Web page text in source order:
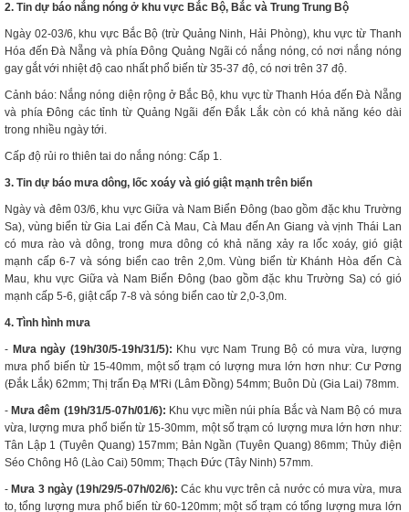
2. Tin dự báo nắng nóng ở khu vực Bắc Bộ, Bắc và Trung Trung Bộ
Ngày 02-03/6, khu vực Bắc Bộ (trừ Quảng Ninh, Hải Phòng), khu vực từ Thanh
Hóa đến Đà Nẵng và phía Đông Quảng Ngãi có nắng nóng, có nơi nắng nóng
gay gắt với nhiệt độ cao nhất phổ biến từ 35-37 độ, có nơi trên 37 độ.
Cảnh báo: Nắng nóng diện rộng ở Bắc Bộ, khu vực từ Thanh Hóa đến Đà Nẵng
và phía Đông các tỉnh từ Quảng Ngãi đến Đắk Lắk còn có khả năng kéo dài
trong nhiều ngày tới.
Cấp độ rủi ro thiên tai do nắng nóng: Cấp 1.
3. Tin dự báo mưa dông, lốc xoáy và gió giật mạnh trên biển
Ngày và đêm 03/6, khu vực Giữa và Nam Biển Đông (bao gồm đặc khu Trường
Sa), vùng biển từ Gia Lai đến Cà Mau, Cà Mau đến An Giang và vịnh Thái Lan
có mưa rào và dông, trong mưa dông có khả năng xảy ra lốc xoáy, gió giật
mạnh cấp 6-7 và sóng biển cao trên 2,0m. Vùng biển từ Khánh Hòa đến Cà
Mau, khu vực Giữa và Nam Biển Đông (bao gồm đặc khu Trường Sa) có gió
mạnh cấp 5-6, giật cấp 7-8 và sóng biển cao từ 2,0-3,0m.
4. Tình hình mưa
- Mưa ngày (19h/30/5-19h/31/5): Khu vực Nam Trung Bộ có mưa vừa, lượng
mưa phổ biến từ 15-40mm, một số trạm có lượng mưa lớn hơn như: Cư Pơng
(Đắk Lắk) 62mm; Thị trấn Đạ M'Ri (Lâm Đồng) 54mm; Buôn Dù (Gia Lai) 78mm.
- Mưa đêm (19h/31/5-07h/01/6): Khu vực miền núi phía Bắc và Nam Bộ có mưa
vừa, lượng mưa phổ biến từ 15-30mm, một số trạm có lượng mưa lớn hơn như:
Tân Lập 1 (Tuyên Quang) 157mm; Bản Ngần (Tuyên Quang) 86mm; Thủy điện
Séo Chông Hô (Lào Cai) 50mm; Thạch Đức (Tây Ninh) 57mm.
- Mưa 3 ngày (19h/29/5-07h/02/6): Các khu vực trên cả nước có mưa vừa, mưa
to, tổng lượng mưa phổ biến từ 60-120mm; một số trạm có tổng lượng mưa lớn